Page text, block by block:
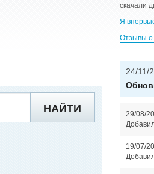
НАЙТИ
скачали
Я
Отзывы о
24/11/
29/08/
19/07/